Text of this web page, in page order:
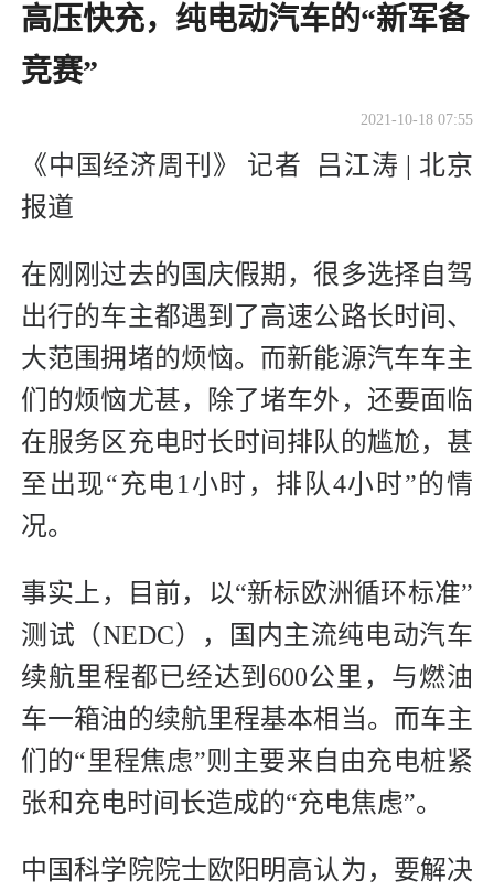
高压快充，纯电动汽车的“新军备
竞赛”
2021-10-18 07:55
《中国经济周刊》 记者 吕江涛 | 北京
报道
在刚刚过去的国庆假期，很多选择自驾
出行的车主都遇到了高速公路长时间、
大范围拥堵的烦恼。而新能源汽车车主
们的烦恼尤甚，除了堵车外，还要面临
在服务区充电时长时间排队的尴尬，甚
至出现“充电1小时，排队4小时”的情
况。
事实上，目前，以“新标欧洲循环标准”
测试（NEDC），国内主流纯电动汽车
续航里程都已经达到600公里，与燃油
车一箱油的续航里程基本相当。而车主
们的“里程焦虑”则主要来自由充电桩紧
张和充电时间长造成的“充电焦虑”。
中国科学院院士欧阳明高认为，要解决